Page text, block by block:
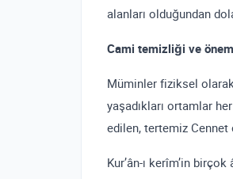
alanları olduğundan
Cami temizliği ve
Müminler fiziksel
yaşadıkları ortamlar
edilen, tertemiz Cennet
Kur’ân-ı kerîm’in